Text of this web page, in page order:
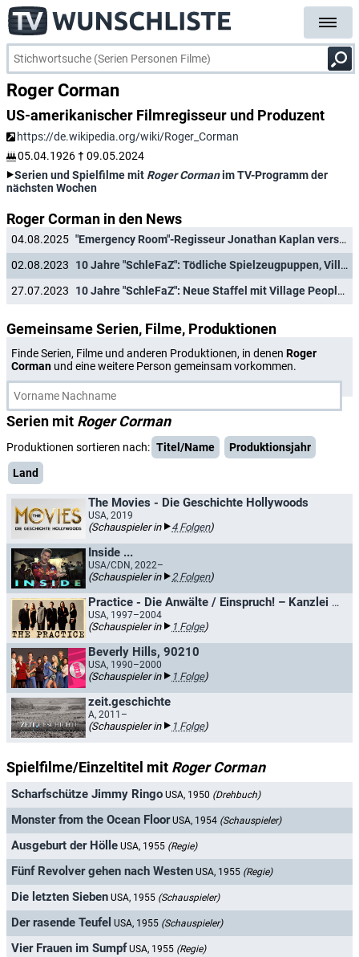
Roger Corman
US-amerikanischer Filmregisseur und Produzent
https://de.wikipedia.org/wiki/Roger_Corman
05.04.1926 † 09.05.2024
Serien und Spielfilme mit Roger Cormanim TV-Programm der
nächsten Wochen
Roger Corman in den News
04.08.2025
"Emergency Room"-Regisseur Jonathan Kaplan verstorben
02.08.2023
10 Jahre "SchleFaZ": Tödliche Spielzeugpuppen, Village People und leicht bekleidete Amazonen
27.07.2023
10 Jahre "SchleFaZ": Neue Staffel mit Village People und "Yeti"-Kino-Event
Gemeinsame Serien, Filme, Produktionen
Finde Serien, Filme und anderen Produktionen, in denen Roger
Corman und eine weitere Person gemeinsam vorkommen.
Serien mit Roger Corman
Produktionen sortieren nach: Titel/Name
Produktionsjahr
Land
The Movies - Die Geschichte Hollywoods
USA, 2019
(Schauspieler in 4 Folgen)
Inside ...
USA/CDN, 2022–
(Schauspieler in 2 Folgen)
Practice - Die Anwälte / Einspruch! – Kanzlei Donnell & Partner
USA, 1997–2004
(Schauspieler in 1 Folge)
Beverly Hills, 90210
USA, 1990–2000
(Schauspieler in 1 Folge)
zeit.geschichte
A, 2011–
(Schauspieler in 1 Folge)
Spielfilme/Einzeltitel mit Roger Corman
Scharfschütze Jimmy Ringo USA, 1950 (Drehbuch)
Monster from the Ocean Floor USA, 1954 (Schauspieler)
Ausgeburt der Hölle USA, 1955 (Regie)
Fünf Revolver gehen nach Westen USA, 1955 (Regie)
Die letzten Sieben USA, 1955 (Schauspieler)
Der rasende Teufel USA, 1955 (Schauspieler)
Vier Frauen im Sumpf USA, 1955 (Regie)